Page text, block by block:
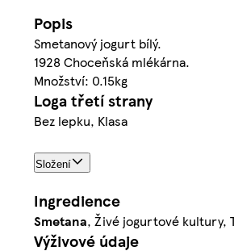
Popis
Smetanový jogurt bílý.
1928 Choceňská mlékárna.
Množství: 0.15kg
Loga třetí strany
Bez lepku, Klasa
Složení
Ingredience
Smetana, Živé jogurtové kultury,
Výživové údaje